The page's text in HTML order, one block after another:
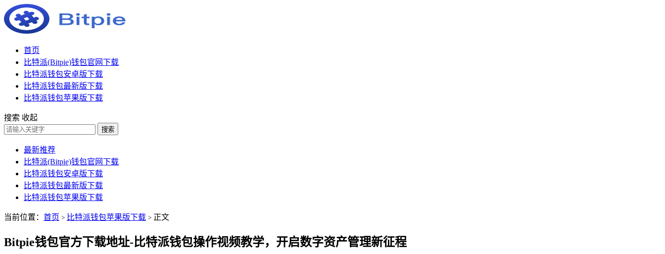
首页
比特派(Bitpie)钱包官网下载
比特派钱包安卓版下载
比特派钱包最新版下载
比特派钱包苹果版下载
搜索 收起
搜索
最新推荐
比特派(Bitpie)钱包官网下载
比特派钱包安卓版下载
比特派钱包最新版下载
比特派钱包苹果版下载
当前位置： 首页 > 比特派钱包苹果版下载 > 正文
Bitpie钱包官方下载地址-比特派钱包操作视频教学，开启数字资产管理新征程